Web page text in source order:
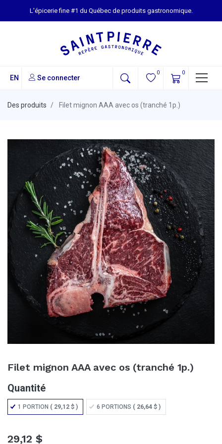
L'épicerie fine #1 du Québec de produits gastronomique.
EN Se connecter
0 0
Des produits Filet mignon AAA avec os (tranché 1p.)
Filet mignon AAA avec os (tranché 1p.)
Quantité
1 PORTION ( 29,12 $ ) 6 PORTIONS ( 26,64 $ )
29,12 $